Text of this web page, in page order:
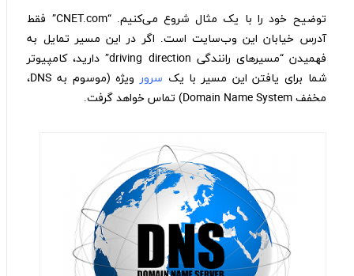
توضیح خود را با یک مثال شروع می‌کنیم. “CNET.com” فقط
آدرس خیابان این وب‌سایت است. اگر در این مسیر تمایل به
فهمیدن “مسیرهای رانندگی driving direction” دارید، کامپیوتر
شما برای یافتن این مسیر با یک سرور
ویژه (موسوم به DNS،
مخفف Domain Name System) تماس خواهد گرفت.